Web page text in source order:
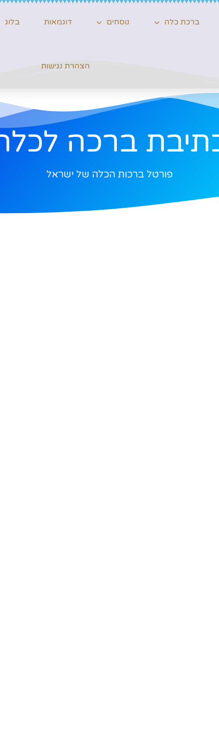
ברכת כלה נוסחים דוגמאות בלוג
הצהרת נגישות
ברכה
פורטל ברכות הכלה של ישראל